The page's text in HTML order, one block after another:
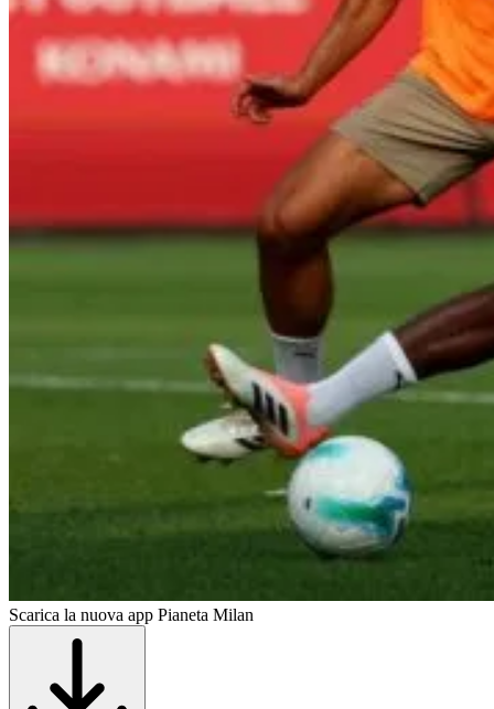
Scarica la nuova app Pianeta Milan